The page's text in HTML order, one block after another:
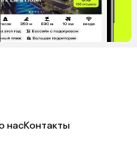
насКонтакты